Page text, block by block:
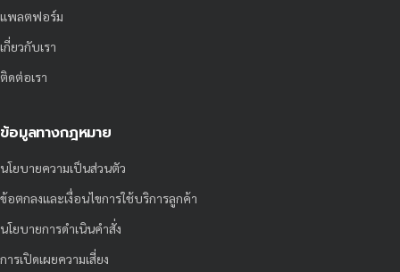
แพลตฟอร์ม
เกี่ยวกับเรา
ติดต่อเรา
ข้อมูลทางกฎหมาย
นโยบายความเป็นส่วนตัว
ข้อตกลงและเงื่อนไขการใช้บริการลูกค้า
นโยบายการดำเนินคำสั่ง
การเปิดเผยความเสี่ยง